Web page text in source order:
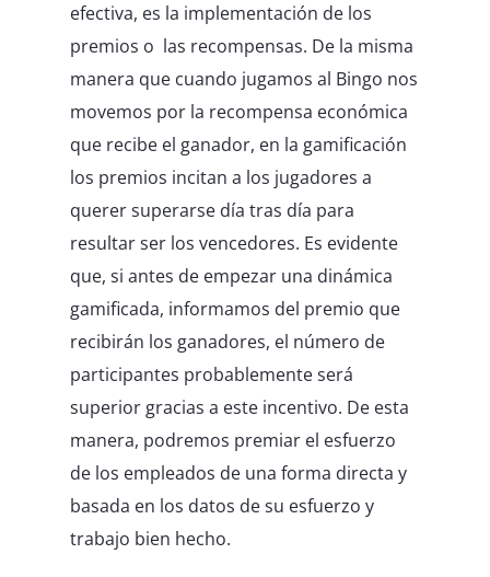
efectiva, es la implementación de los
premios o las recompensas. De la misma
manera que cuando jugamos al Bingo nos
movemos por la recompensa económica
que recibe el ganador, en la gamificación
los premios incitan a los jugadores a
querer superarse día tras día para
resultar ser los vencedores. Es evidente
que, si antes de empezar una dinámica
gamificada, informamos del premio que
recibirán los ganadores, el número de
participantes probablemente será
superior gracias a este incentivo. De esta
manera, podremos premiar el esfuerzo
de los empleados de una forma directa y
basada en los datos de su esfuerzo y
trabajo bien hecho.